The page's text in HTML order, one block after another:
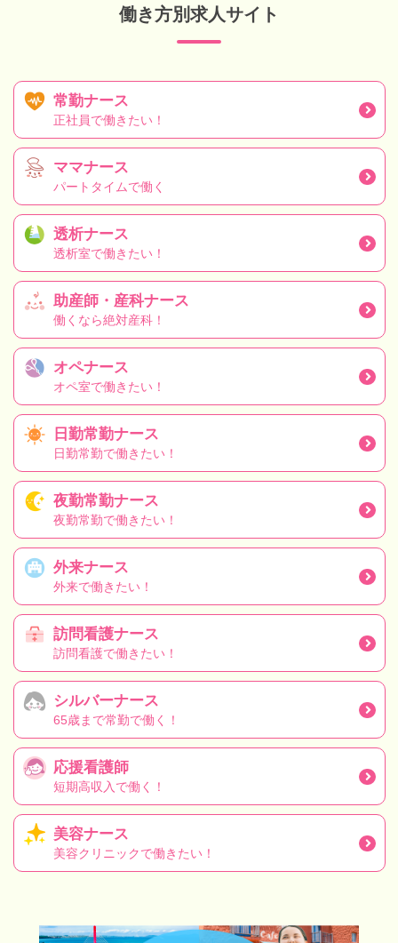
働き方別求人サイト
常勤ナース
正社員で働きたい！
ママナース
パートタイムで働く
透析ナース
透析室で働きたい！
助産師・産科ナース
働くなら絶対産科！
オペナース
オペ室で働きたい！
日勤常勤ナース
日勤常勤で働きたい！
夜勤常勤ナース
夜勤常勤で働きたい！
外来ナース
外来で働きたい！
訪問看護ナース
訪問看護で働きたい！
シルバーナース
65歳まで常勤で働く！
応援看護師
短期高収入で働く！
美容ナース
美容クリニックで働きたい！